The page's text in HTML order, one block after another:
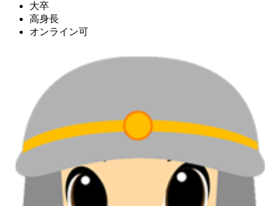
大卒
高身長
オンライン可